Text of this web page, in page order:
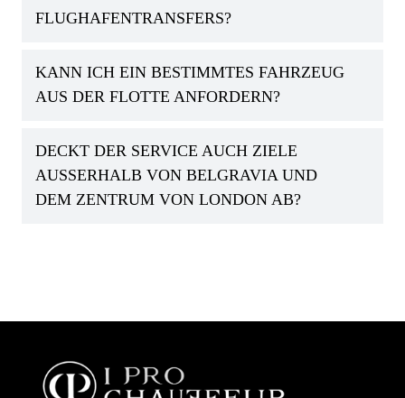
FLUGHAFENTRANSFERS?
KANN ICH EIN BESTIMMTES FAHRZEUG
AUS DER FLOTTE ANFORDERN?
DECKT DER SERVICE AUCH ZIELE
AUSSERHALB VON BELGRAVIA UND D
EM ZENTRUM VON LONDON AB?